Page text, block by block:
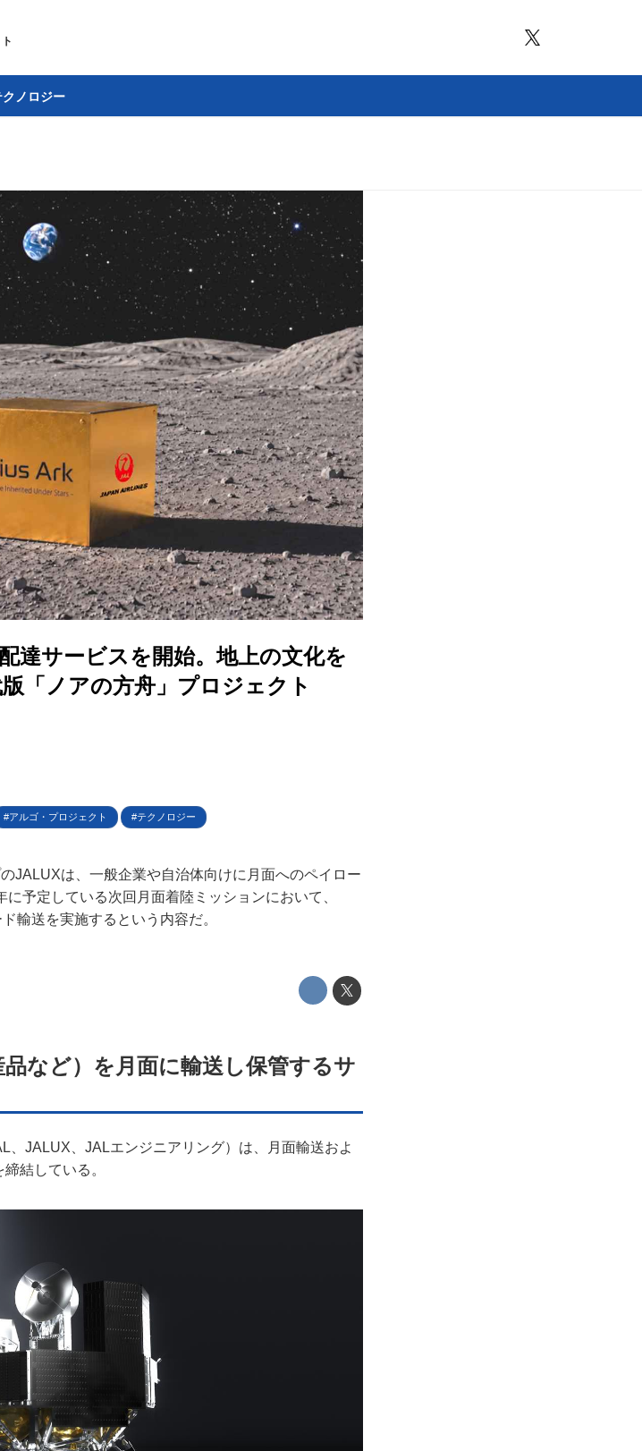
クノロジー
達サービスを開始。地上の文化を
「ノアの方舟」プロジェクト
アルゴ・プロジェクト テクノロジー
JALUXは、一般企業や自治体向けに月面へのペイロー
予定している次回月面着陸ミッションにおいて、
輸送を実施するという内容だ。
など）を月面に輸送し保管するサ
、JALUX、JALエンジニアリング）は、月面輸送およ
結している。